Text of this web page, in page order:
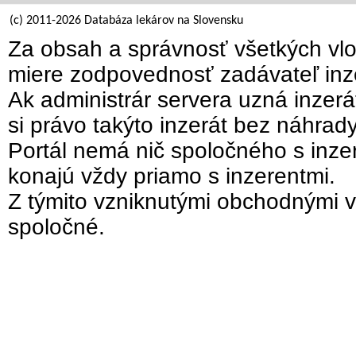
(c) 2011-2026 Databáza lekárov na Slovensku
Za obsah a správnosť všetkých
miere zodpovednosť zadávateľ
Ak administrár servera uzná
si právo takýto inzerát bez
Portál nemá nič spoločného s
konajú vždy priamo s inzerentmi.
Z týmito vzniknutými obchodnými
spoločné.